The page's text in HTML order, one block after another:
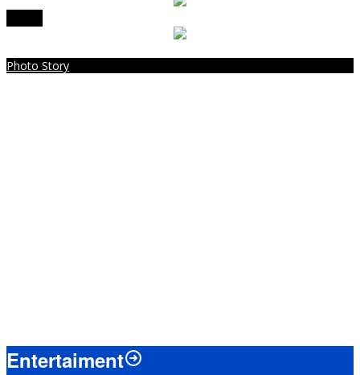
Photo Story
Entertaiment